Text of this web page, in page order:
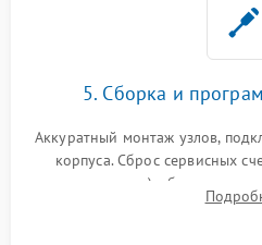
5. Сборка и
Аккуратный монтаж узлов,
корпуса. Сброс сервисных
закрепления), обновление
калибровка цветопередачи и